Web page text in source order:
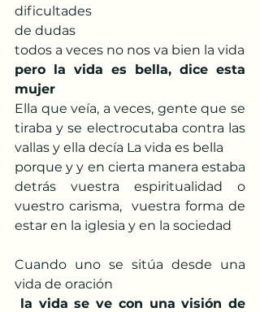
dificultades
de dudas
todos a veces no nos va bien la vida
pero la vida es bella, dice esta
mujer
Ella que veía, a veces, gente que se
tiraba y se electrocutaba contra las
vallas y ella decía La vida es bella
porque y y en cierta manera estaba
detrás vuestra espiritualidad o
vuestro carisma,  vuestra forma de
estar en la iglesia y en la sociedad
Cuando uno se sitúa desde una
vida de oración
la vida se ve con una visión de